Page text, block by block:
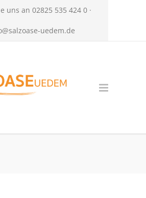
uns an 02825 535 424 0 ·
uedem.de